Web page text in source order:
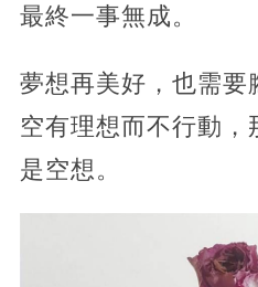
最終一事無成。
夢想再美好，也需要
空有理想而不行動，
是空想。